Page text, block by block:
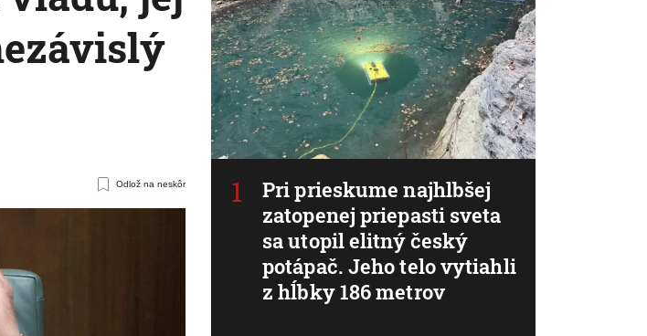
Odlož na neskôr
Pri prieskume najhlbšej
zatopenej priepasti sveta
sa utopil elitný český
potápač. Jeho telo vytiahli
z hĺbky 186 metrov